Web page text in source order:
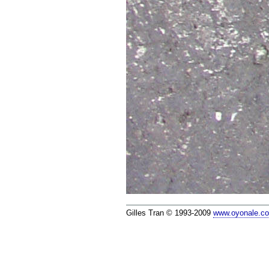
Gilles Tran © 1993-2009